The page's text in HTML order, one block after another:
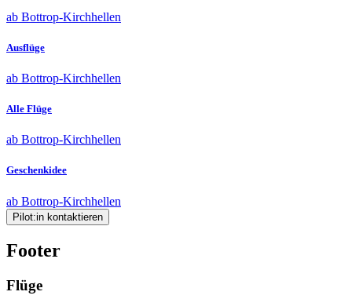
ab Bottrop-Kirchhellen
Ausflüge
ab Bottrop-Kirchhellen
Alle Flüge
ab Bottrop-Kirchhellen
Geschenkidee
ab Bottrop-Kirchhellen
Pilot:in kontaktieren
Footer
Flüge